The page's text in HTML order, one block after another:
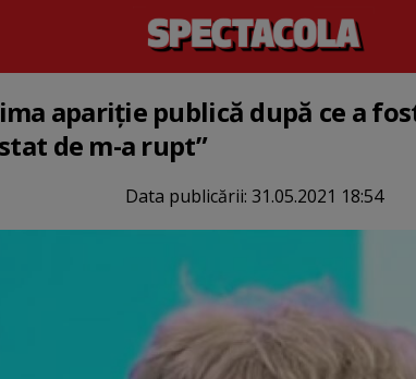
apariție publică după ce a
de m-a rupt”
Data publicării: 31.05.2021 18:54